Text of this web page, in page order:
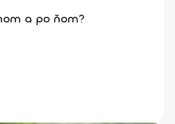
a po ňom?